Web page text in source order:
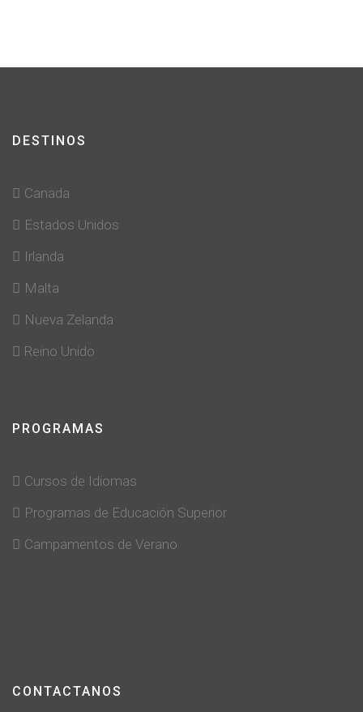
DESTINOS
Canada
Estados Unidos
Irlanda
Malta
Nueva Zelanda
Reino Unido
PROGRAMAS
Cursos de Idiomas
Programas de Educación Superior
Campamentos de Verano
CONTACTANOS